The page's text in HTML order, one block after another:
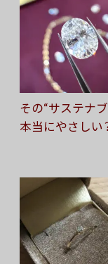
その“サステナ
本当にやさしい